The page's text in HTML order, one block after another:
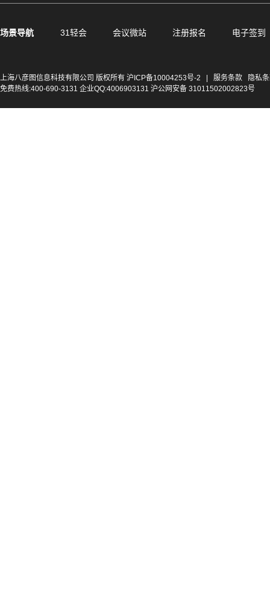
场景导航 31轻会 会议微站 注册报名 电子签到
上海八彦图信息科技有限公司 版权所有 沪ICP备10004253号-2 服务条款
隐私
免费热线:400-690-3131 企业QQ:4006903131 沪公网安备 31011502002823号